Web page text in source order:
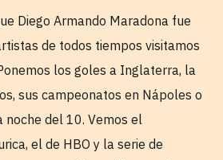
Diego Armando Maradona fue
de todos tiempos visitamos
los goles a Inglaterra, la
sus campeonatos en Nápoles o
noche del 10. Vemos el
el de HBO y la serie de